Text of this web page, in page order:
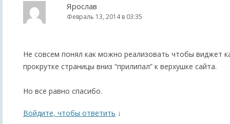
Ярослав
Февраль 13, 2014 в 03:35
Не совсем понял как можно реализовать чтобы виджет
прокрутке страницы вниз “прилипал” к верхушке сайта.
Но все равно спасибо.
Войдите, чтобы ответить ↓